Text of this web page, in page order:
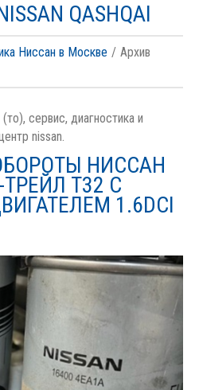
QASHQAI
Ниссан в Москве
Архив
сервис, диагностика и
nissan.
НИССАН
T32 С
1.6DCI